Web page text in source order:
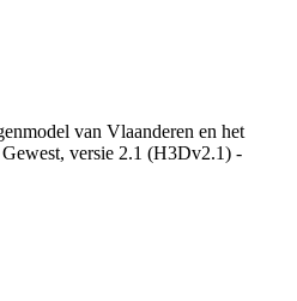
van Vlaanderen en het
versie 2.1 (H3Dv2.1) -